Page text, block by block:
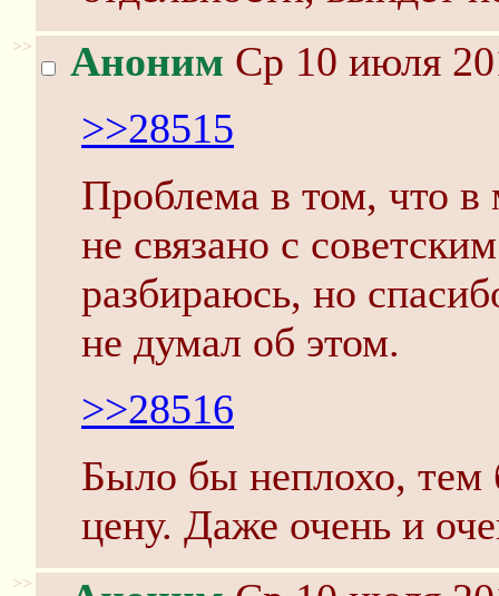
>> Аноним Ср 10 июля
>>28515
Проблема в том, что в
не связано с
разбираюсь, но
не думал об этом.
>>28516
Было бы неплохо, тем
цену. Даже очень и
>>